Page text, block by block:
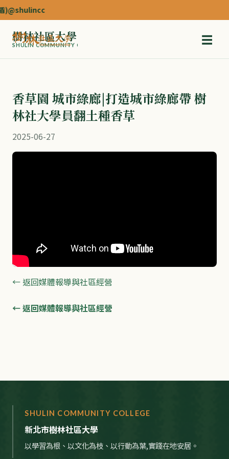
)@shulincc
樹林社區大學
SHULIN COMMUNITY COLLEGE ☰
香草園 城市綠廊|打造城市綠廊帶 樹
林社大學員翻土種香草
2025-06-27
← 返回媒體報導與社區經營
← 返回媒體報導與社區經營
SHULIN COMMUNITY COLLEGE
新北市樹林社區大學
以學習為根、以文化為枝、以行動為葉,實踐在地安居。